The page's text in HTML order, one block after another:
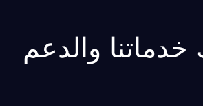
خدماتنا والدعم